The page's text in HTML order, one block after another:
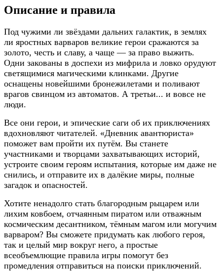
Описание и правила
Под чужими ли звёздами дальних галактик, в землях
ли яростных варваров великие герои сражаются за
золото, честь и славу, а чаще — за право выжить.
Одни закованы в доспехи из мифрила и ловко орудуют
светящимися магическими клинками. Другие
оснащены новейшими бронежилетами и поливают
врагов свинцом из автоматов. А третьи... и вовсе не
люди.
Все они герои, и эпические саги об их приключениях
вдохновляют читателей. «Дневник авантюриста»
поможет вам пройти их путём. Вы станете
участниками и творцами захватывающих историй,
устроите своим героям испытания, которые им даже не
снились, и отправите их в далёкие миры, полные
загадок и опасностей.
Хотите ненадолго стать благородным рыцарем или
лихим ковбоем, отчаянным пиратом или отважным
космическим десантником, тёмным магом или могучим
варваром? Вы сможете придумать как любого героя,
так и целый мир вокруг него, а простые
всеобъемлющие правила игры помогут без
промедления отправиться на поиски приключений.